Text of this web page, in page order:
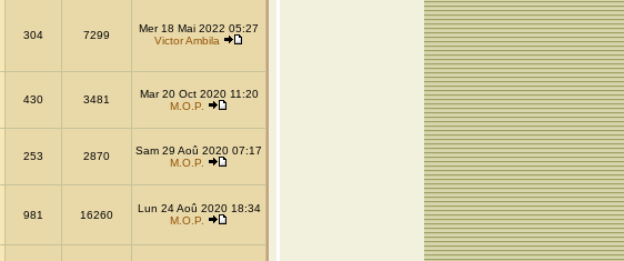
304 7299
Mer 18 Mai 2022 05:27
Victor Ambila
430 3481
Mar 20 Oct 2020 11:20
M.O.P.
253 2870
Sam 29 Aoû 2020 07:17
M.O.P.
981 16260
Lun 24 Aoû 2020 18:34
M.O.P.